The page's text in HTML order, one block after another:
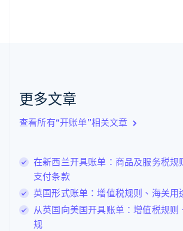
更多文章
查看所有“开账单”相关文章
在新西兰开具账单：商品及服务税规
支付条款
英国形式账单：增值税规则、海关用
从英国向美国开具账单：增值税规则
规
English Italiano
拉脱维亚
立陶宛
DeutschEnglish
卢森堡
罗马尼亚
English
马尔他